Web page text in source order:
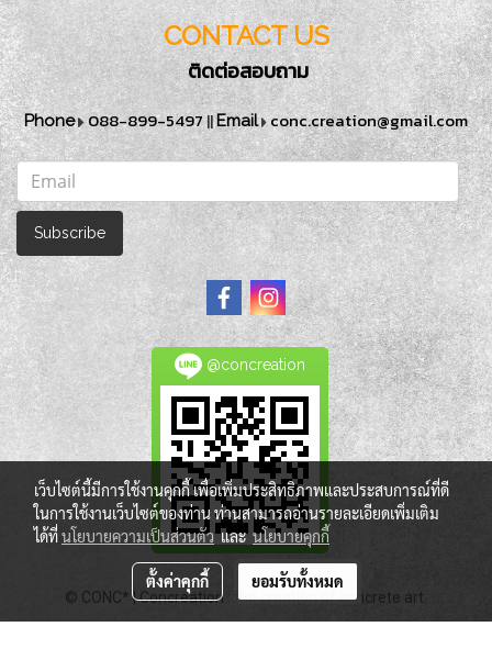
CONTACT US
ติดต่อสอบถาม
Phone 088-899-5497||Email conc.creation@gmail.com
Subscribe
@concreation
© CONC* | Concreation : the creation of concrete art.
เว็บไซต์นี้มีการใช้งานคุกกี้ เพื่อเพิ่มประสิทธิภาพและประสบการณ์ที่ดี
ในการใช้งานเว็บไซต์ของท่าน ท่านสามารถอ่านรายละเอียดเพิ่มเติม
ได้ที่นโยบายความเป็นส่วนตัวและ นโยบายคุกกี้
ตั้งค่าคุกกี้ ยอมรับทั้งหมด